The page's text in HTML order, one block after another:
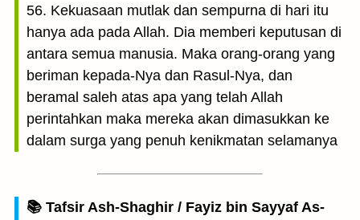
56. Kekuasaan mutlak dan sempurna di hari itu
hanya ada pada Allah. Dia memberi keputusan di
antara semua manusia. Maka orang-orang yang
beriman kepada-Nya dan Rasul-Nya, dan
beramal saleh atas apa yang telah Allah
perintahkan maka mereka akan dimasukkan ke
dalam surga yang penuh kenikmatan selamanya
📚 Tafsir Ash-Shaghir / Fayiz bin Sayyaf As-